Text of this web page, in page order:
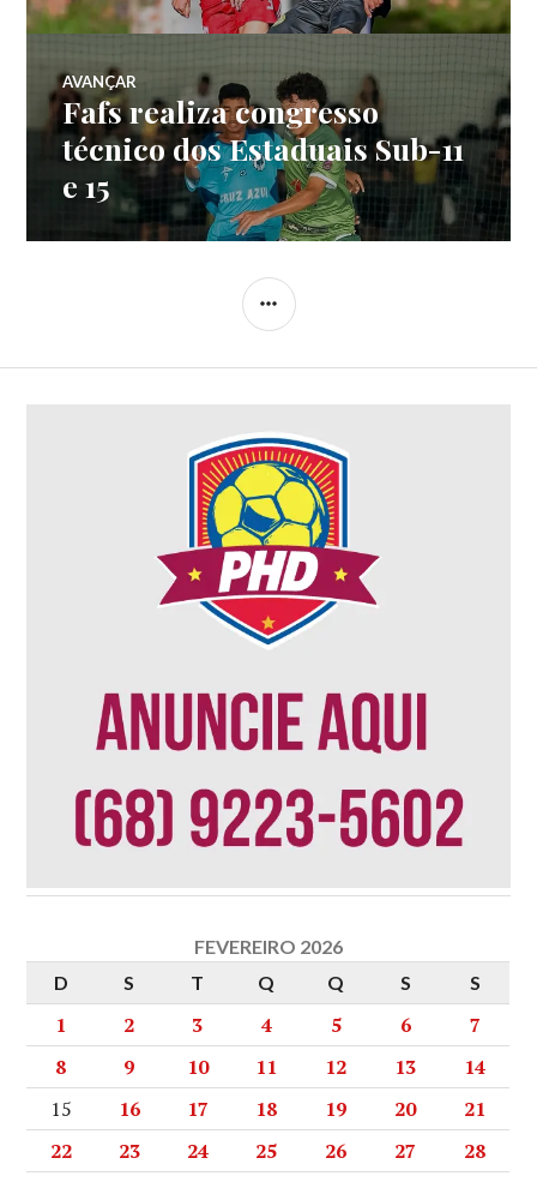
AVANÇAR
Fafs realiza congresso
técnico dos Estaduais Sub-11
e 15
FEVEREIRO 2026
D
S T Q Q S S
1 2 3 4 5 6
7
8
9 10 11 12 13
14
15
16 17 18 19 20
21
22
23 24 25 26 27 28